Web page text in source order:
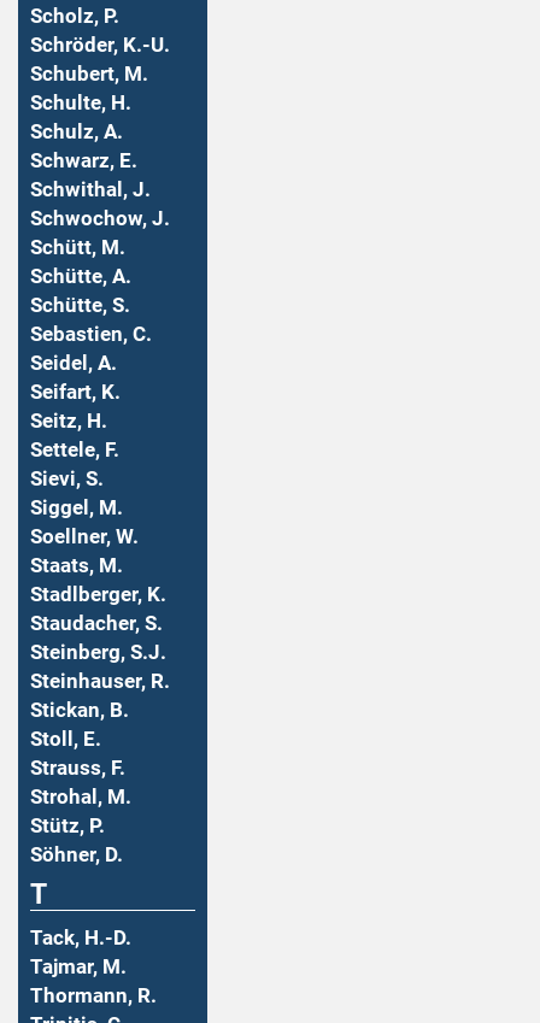
Scholz, P.
Schröder, K.-U.
Schubert, M.
Schulte, H.
Schulz, A.
Schwarz, E.
Schwithal, J.
Schwochow, J.
Schütt, M.
Schütte, A.
Schütte, S.
Sebastien, C.
Seidel, A.
Seifart, K.
Seitz, H.
Settele, F.
Sievi, S.
Siggel, M.
Soellner, W.
Staats, M.
Stadlberger, K.
Staudacher, S.
Steinberg, S.J.
Steinhauser, R.
Stickan, B.
Stoll, E.
Strauss, F.
Strohal, M.
Stütz, P.
Söhner, D.
T
Tack, H.-D.
Tajmar, M.
Thormann, R.